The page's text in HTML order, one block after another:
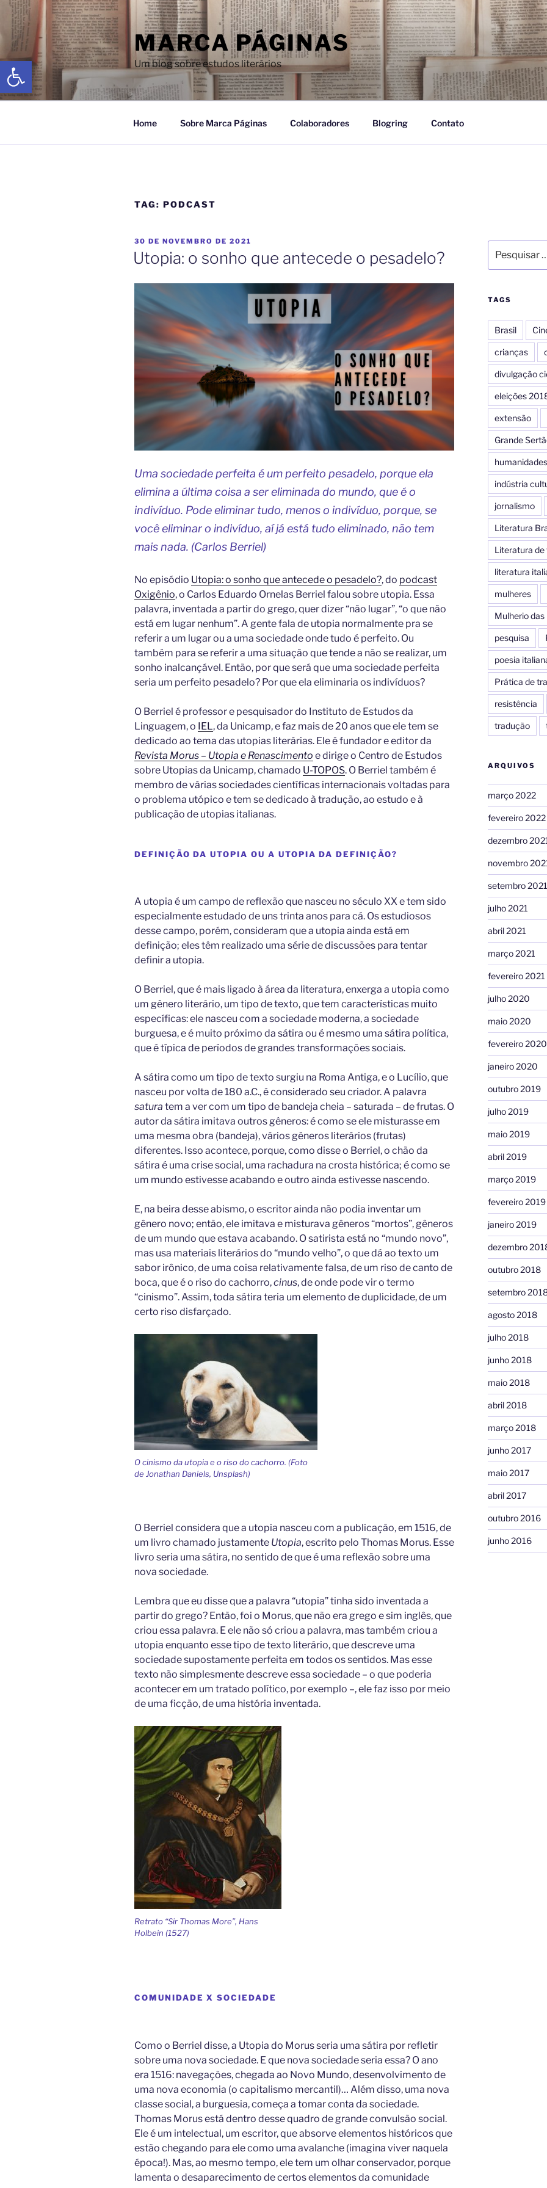
Abrir a barra de ferramentas
MARCA PÁGINAS
Um blog sobre estudos literários
Home Sobre Marca Páginas Colaboradores Blogring Contato
TAG: PODCAST
30 DE NOVEMBRO DE 2021
Utopia: o sonho que antecede o pesadelo?
Uma sociedade perfeita é um perfeito pesadelo, porque ela
elimina a última coisa a ser eliminada do mundo, que é o
indivíduo. Pode eliminar tudo, menos o indivíduo, porque, se
você eliminar o indivíduo, aí já está tudo eliminado, não tem
mais nada. (Carlos Berriel)
No episódio Utopia: o sonho que antecede o pesadelo?, do podcast
Oxigênio, o Carlos Eduardo Ornelas Berriel falou sobre utopia. Essa
palavra, inventada a partir do grego, quer dizer “não lugar”, “o que não
está em lugar nenhum”. A gente fala de utopia normalmente pra se
referir a um lugar ou a uma sociedade onde tudo é perfeito. Ou
também para se referir a uma situação que tende a não se realizar, um
sonho inalcançável. Então, por que será que uma sociedade perfeita
seria um perfeito pesadelo? Por que ela eliminaria os indivíduos?
O Berriel é professor e pesquisador do Instituto de Estudos da
Linguagem, o IEL, da Unicamp, e faz mais de 20 anos que ele tem se
dedicado ao tema das utopias literárias. Ele é fundador e editor da
Revista Morus – Utopia e Renascimento e dirige o Centro de Estudos
sobre Utopias da Unicamp, chamado U-TOPOS. O Berriel também é
membro de várias sociedades científicas internacionais voltadas para
o problema utópico e tem se dedicado à tradução, ao estudo e à
publicação de utopias italianas.
DEFINIÇÃO DA UTOPIA OU A UTOPIA DA DEFINIÇÃO?
A utopia é um campo de reflexão que nasceu no século XX e tem sido
especialmente estudado de uns trinta anos para cá. Os estudiosos
desse campo, porém, consideram que a utopia ainda está em
definição; eles têm realizado uma série de discussões para tentar
definir a utopia.
O Berriel, que é mais ligado à área da literatura, enxerga a utopia como
um gênero literário, um tipo de texto, que tem características muito
específicas: ele nasceu com a sociedade moderna, a sociedade
burguesa, e é muito próximo da sátira ou é mesmo uma sátira política,
que é típica de períodos de grandes transformações sociais.
A sátira como um tipo de texto surgiu na Roma Antiga, e o Lucílio, que
nasceu por volta de 180 a.C., é considerado seu criador. A palavra
satura tem a ver com um tipo de bandeja cheia – saturada – de frutas. O
autor da sátira imitava outros gêneros: é como se ele misturasse em
uma mesma obra (bandeja), vários gêneros literários (frutas)
diferentes. Isso acontece, porque, como disse o Berriel, o chão da
sátira é uma crise social, uma rachadura na crosta histórica; é como se
um mundo estivesse acabando e outro ainda estivesse nascendo.
E, na beira desse abismo, o escritor ainda não podia inventar um
gênero novo; então, ele imitava e misturava gêneros “mortos”, gêneros
de um mundo que estava acabando. O satirista está no “mundo novo”,
mas usa materiais literários do “mundo velho”, o que dá ao texto um
sabor irônico, de uma coisa relativamente falsa, de um riso de canto de
boca, que é o riso do cachorro,cinus, de onde pode vir o termo
“cinismo”. Assim, toda sátira teria um elemento de duplicidade, de um
certo riso disfarçado.
O cinismo da utopia e o riso do cachorro. (Foto
de Jonathan Daniels, Unsplash)
O Berriel considera que a utopia nasceu com a publicação, em 1516, de
um livro chamado justamente Utopia, escrito pelo Thomas Morus. Esse
livro seria uma sátira, no sentido de que é uma reflexão sobre uma
nova sociedade.
Lembra que eu disse que a palavra “utopia” tinha sido inventada a
partir do grego? Então, foi o Morus, que não era grego e sim inglês, que
criou essa palavra. E ele não só criou a palavra, mas também criou a
utopia enquanto esse tipo de texto literário, que descreve uma
sociedade supostamente perfeita em todos os sentidos. Mas esse
texto não simplesmente descreve essa sociedade – o que poderia
acontecer em um tratado político, por exemplo –, ele faz isso por meio
de uma ficção, de uma história inventada.
Retrato “Sir Thomas More”, Hans
Holbein (1527)
COMUNIDADE X SOCIEDADE
Como o Berriel disse, a Utopia do Morus seria uma sátira por refletir
sobre uma nova sociedade. E que nova sociedade seria essa? O ano
era 1516: navegações, chegada ao Novo Mundo, desenvolvimento de
uma nova economia (o capitalismo mercantil)… Além disso, uma nova
classe social, a burguesia, começa a tomar conta da sociedade.
Thomas Morus está dentro desse quadro de grande convulsão social.
Ele é um intelectual, um escritor, que absorve elementos históricos que
estão chegando para ele como uma avalanche (imagina viver naquela
época!). Mas, ao mesmo tempo, ele tem um olhar conservador, porque
lamenta o desaparecimento de certos elementos da comunidade
TAGS
Brasil
crianças
divulgação
eleições
extensão
Grande
humanidades
indústria
jornalismo
Literatura
Literatura de
literatura
mulheres
Mulherio das
pesquisa
poesia
Prática de
resistência
tradução
ARQUIVOS
março 2022
fevereiro 2022
dezembro
novembro
setembro 2021
julho 2021
abril 2021
março 2021
fevereiro 2021
julho 2020
maio 2020
fevereiro 2020
janeiro 2020
outubro 2019
julho 2019
maio 2019
abril 2019
março 2019
fevereiro 2019
janeiro 2019
dezembro
outubro 2018
setembro
agosto 2018
julho 2018
junho 2018
maio 2018
abril 2018
março 2018
junho 2017
maio 2017
abril 2017
outubro 2016
junho 2016